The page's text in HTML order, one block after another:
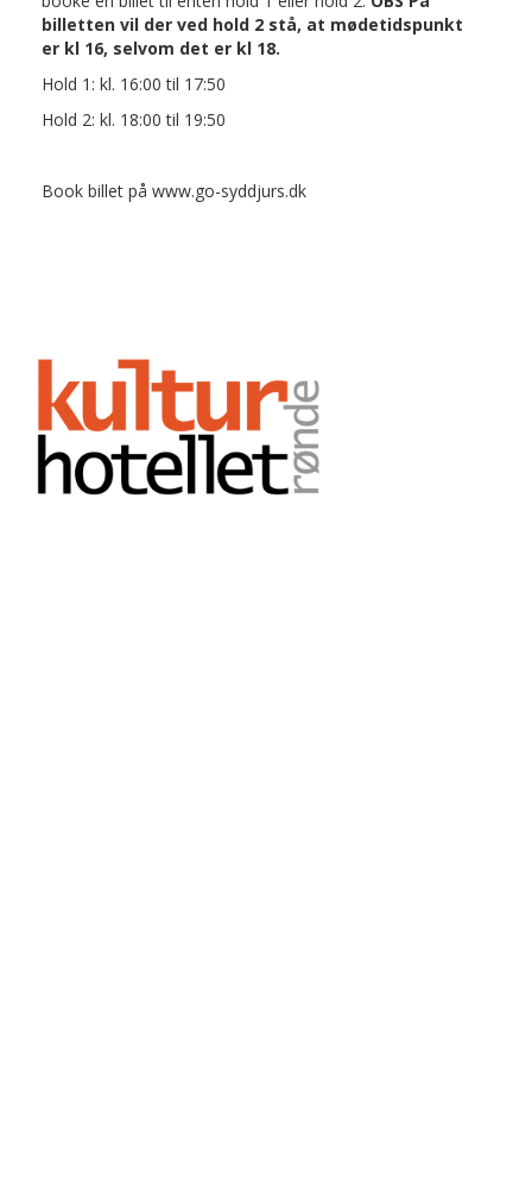
Kristine Thastum med band
Jørgen Arenfeldt – herremand og heksejæger
billetten vil der ved hold 2 stå, at mødetidspunkt
er kl 16, selvom det er kl 18.
Hold 1: kl. 16:00 til 17:50
Hold 2: kl. 18:00 til 19:50
Book billet på www.go-syddjurs.dk